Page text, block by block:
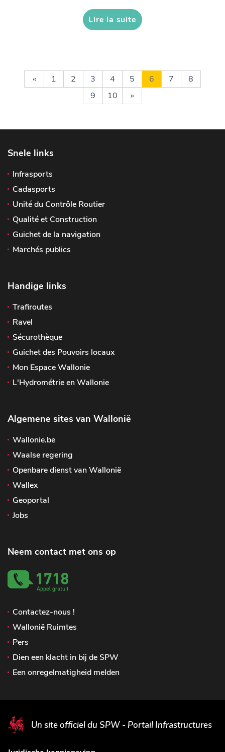
Lire la suite
« 1 2 3 4 5 6 7
8
9
10 »
Snele links
Infrasports
Cadasports
Unité du Contrôle Routier
Qualité et Construction
Guichet de la navigation
Marchés publics
Handige links
Trafiroutes
Ravel
Sécurothèque
Guichet des Pouvoirs locaux
Mon Espace Wallonie
L'Hydrométrie en Wallonie
Algemene sites van Wallonië
Wallonie.be
Waalse regering
Openbare dienst van Wallonië
Wallex
Geoportal
Jobs
Neem contact met ons op
Contactez-nous !
Wallonië Ruimtes
Pers
Dien een klacht in bij de SPW
Een onregelmatigheid melden
Un site officiel du SPW - Portail Infrastructures